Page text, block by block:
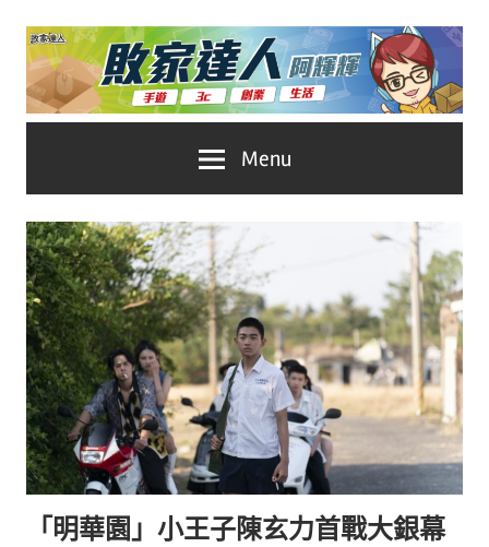
Skip
content
家
達
人
推
薦
No.1
遊
戲
科
技
自
媒
體。
Menu
「明華園」小王子陳玄力首戰大銀幕